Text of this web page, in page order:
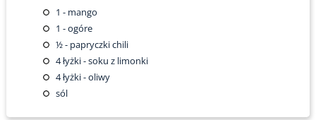
1 - mango
1 - ogóre
½- papryczki chili
4łyżki - soku z limonki
4łyżki - oliwy
sól